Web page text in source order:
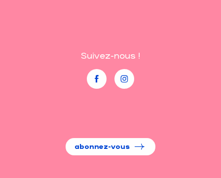
Suivez-nous !
abonnez-vous